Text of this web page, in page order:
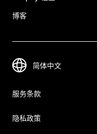
博客
服务条款
隐私政策